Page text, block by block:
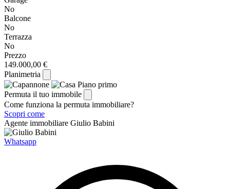
No
Balcone
No
Terrazza
No
Prezzo
149.000,00 €
Planimetria
Permuta il tuo immobile
Come funziona la permuta immobiliare?
Scopri come
Agente immobiliare Giulio Babini
Whatsapp